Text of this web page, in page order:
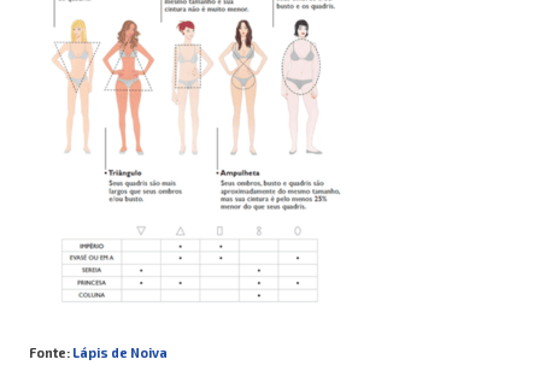
Fonte: Lápis de Noiva